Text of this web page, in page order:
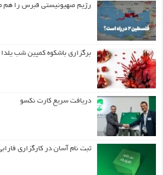
رژیم صهیونیستی قبرس را هم
برگزاری باشکوه کمپین شب
دریافت سریع کارت نکسو
ثبت نام آسان در کارگزاری